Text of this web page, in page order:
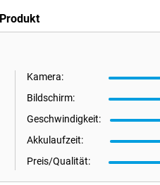
Kamera:
Bildschirm:
Geschwindigkeit:
Akkulaufzeit:
Preis/Qualität: